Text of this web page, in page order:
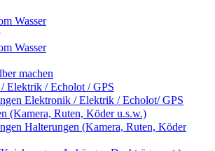
Wasser
Wasser
machen
/ Echolot / GPS
Elektronik / Elektrik / Echolot/ GPS
(Kamera, Ruten, Köder u.s.w.)
Halterungen (Kamera, Ruten, Köder